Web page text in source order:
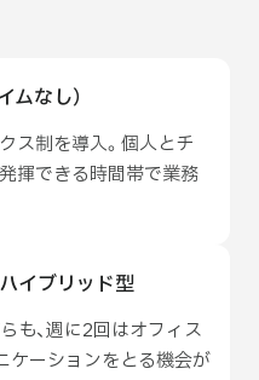
ムなし）
ス制を導入。個人とチ
揮できる時間帯で業務
イブリッド型
も、週に2回はオフィス
ケーションをとる機会が